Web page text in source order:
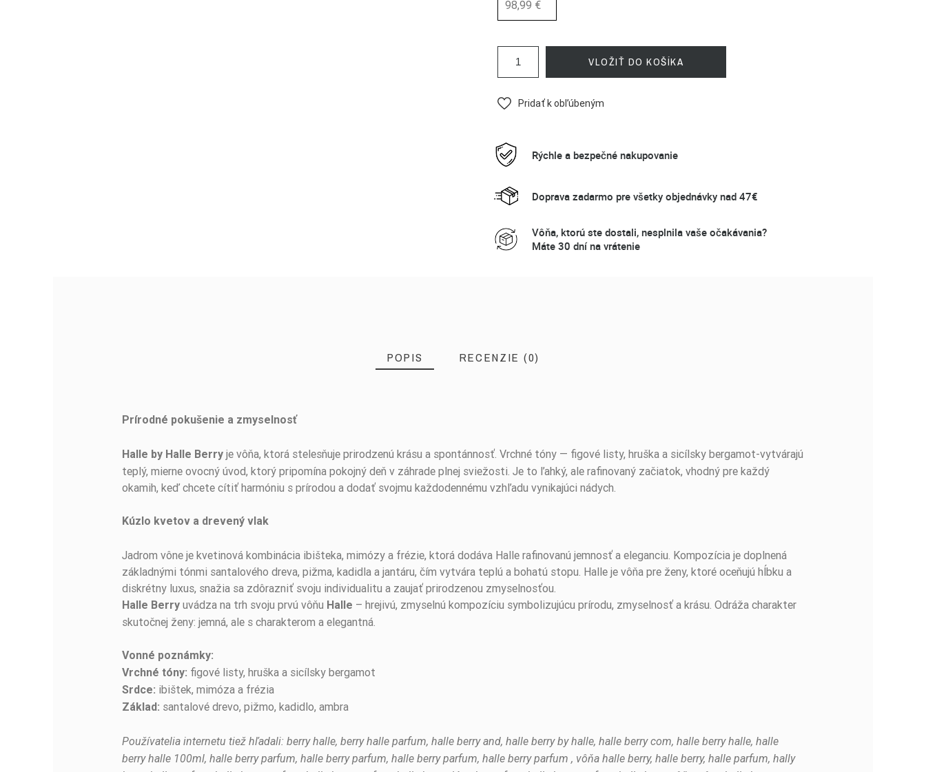
98,99 €
VLOŽIŤ DO KOŠÍKA
Pridať k obľúbeným
Rýchle a bezpečné nakupovanie
Doprava zadarmo pre všetky objednávky nad 47€
Vôňa, ktorú ste dostali, nesplnila vaše očakávania?
Máte 30 dní na vrátenie
POPIS RECENZIE (0)
Prírodné pokušenie a zmyselnosť
Halle by Halle Berry je vôňa, ktorá stelesňuje prirodzenú krásu a spontánnosť. Vrchné tóny — figové listy, hruška a sicílsky bergamot-vytvárajú
teplý, mierne ovocný úvod, ktorý pripomína pokojný deň v záhrade plnej sviežosti. Je to ľahký, ale rafinovaný začiatok, vhodný pre každý
okamih, keď chcete cítiť harmóniu s prírodou a dodať svojmu každodennému vzhľadu vynikajúci nádych.
Kúzlo kvetov a drevený vlak
Jadrom vône je kvetinová kombinácia ibišteka, mimózy a frézie, ktorá dodáva Halle rafinovanú jemnosť a eleganciu. Kompozícia je doplnená
základnými tónmi santalového dreva, pižma, kadidla a jantáru, čím vytvára teplú a bohatú stopu. Halle je vôňa pre ženy, ktoré oceňujú hĺbku a
diskrétny luxus, snažia sa zdôrazniť svoju individualitu a zaujať prirodzenou zmyselnosťou.
Halle Berry uvádza na trh svoju prvú vôňu Halle – hrejivú, zmyselnú kompozíciu symbolizujúcu prírodu, zmyselnosť a krásu. Odráža charakter
skutočnej ženy: jemná, ale s charakterom a elegantná.
Vonné poznámky:
Vrchné tóny: figové listy, hruška a sicílsky bergamot
Srdce: ibištek, mimóza a frézia
Základ: santalové drevo, pižmo, kadidlo, ambra
Používatelia internetu tiež hľadali: berry halle, berry halle parfum, halle berry and, halle berry by halle, halle berry com, halle berry halle, halle
berry halle 100ml, halle berry parfum, halle berry parfum, halle berry parfum, halle berry parfum , vôňa halle berry, halle berry, halle parfum, hally
BUĎTE PRVÝ, KTO NAPÍŠE RECENZIU!